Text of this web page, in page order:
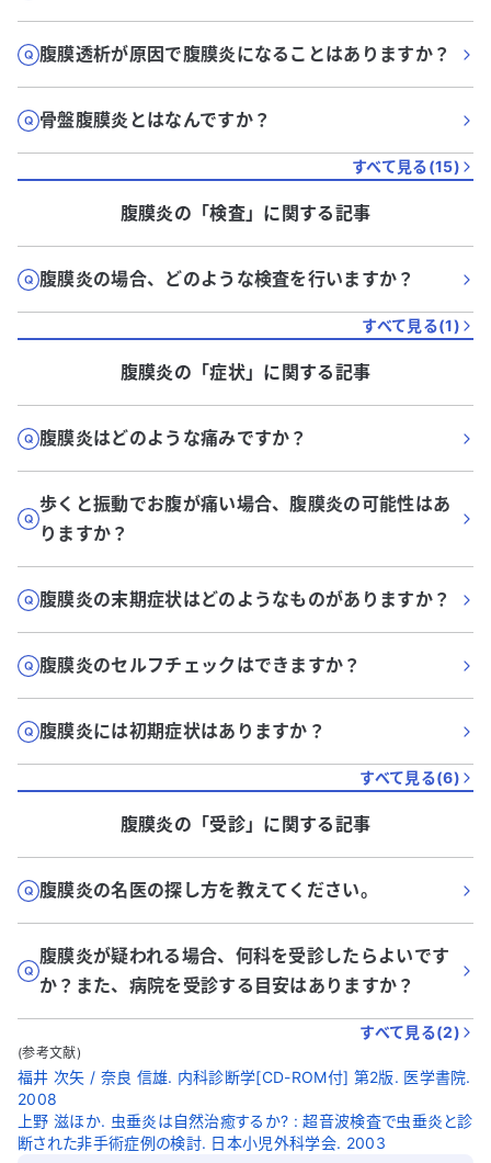
腹膜透析が原因で腹膜炎になることはありますか？
骨盤腹膜炎とはなんですか？
すべて見る(15)
腹膜炎の「検査」に関する記事
腹膜炎の場合、どのような検査を行いますか？
すべて見る(1)
腹膜炎の「症状」に関する記事
腹膜炎はどのような痛みですか？
歩くと振動でお腹が痛い場合、腹膜炎の可能性はあ
りますか？
腹膜炎の末期症状はどのようなものがありますか？
腹膜炎のセルフチェックはできますか？
腹膜炎には初期症状はありますか？
すべて見る(6)
腹膜炎の「受診」に関する記事
腹膜炎の名医の探し方を教えてください。
腹膜炎が疑われる場合、何科を受診したらよいです
か？また、病院を受診する目安はありますか？
すべて見る(2)
(参考文献)
福井 次矢 / 奈良 信雄. 内科診断学[CD-ROM付] 第2版. 医学書院.
2008
上野 滋ほか. 虫垂炎は自然治癒するか? : 超音波検査で虫垂炎と診
断された非手術症例の検討. 日本小児外科学会. 2003